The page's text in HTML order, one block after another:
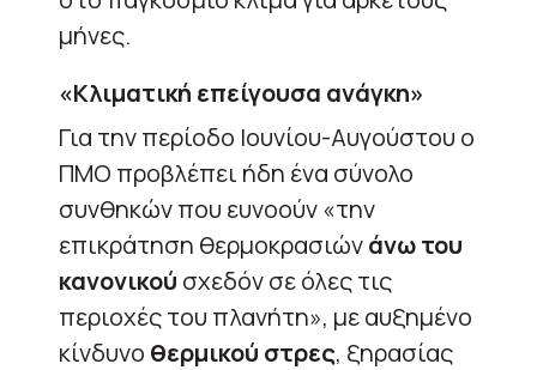
μήνες.
«Κλιματική επείγουσα ανάγκη»
Για την περίοδο Ιουνίου-Αυγούστου ο
ΠΜΟ προβλέπει ήδη ένα σύνολο
συνθηκών που ευνοούν «την
επικράτηση θερμοκρασιώνάνω του
κανονικού σχεδόν σε όλες τις
περιοχές του πλανήτη», με αυξημένο
κίνδυνο θερμικού στρες, ξηρασίας